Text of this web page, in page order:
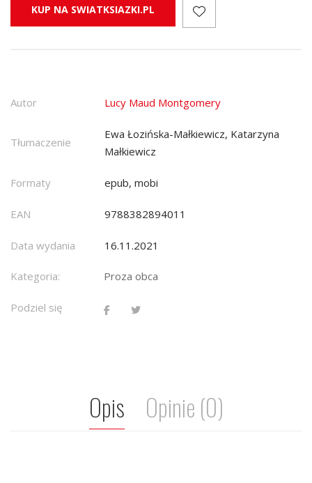
KUP NA SWIATKSIAZKI.PL
Autor Lucy Maud Montgomery
Tłumaczenie
Ewa Łozińska-Małkiewicz, Katarzyna
Małkiewicz
Formaty epub, mobi
EAN 9788382894011
Data wydania 16.11.2021
Kategoria: Proza obca
Podziel się
Opis Opinie (0)